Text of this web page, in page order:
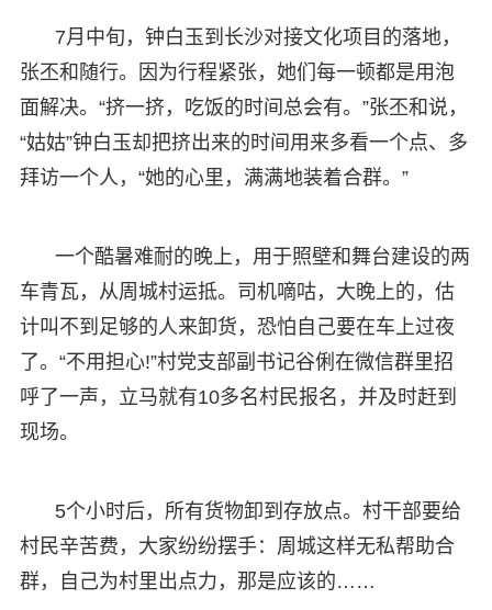
7月中旬，钟白玉到长沙对接文化项目的落地，
张丕和随行。因为行程紧张，她们每一顿都是用泡
面解决。“挤一挤，吃饭的时间总会有。”张丕和说，
“姑姑”钟白玉却把挤出来的时间用来多看一个点、多
拜访一个人，“她的心里，满满地装着合群。”
一个酷暑难耐的晚上，用于照壁和舞台建设的两
车青瓦，从周城村运抵。司机嘀咕，大晚上的，估
计叫不到足够的人来卸货，恐怕自己要在车上过夜
了。“不用担心!”村党支部副书记谷俐在微信群里招
呼了一声，立马就有10多名村民报名，并及时赶到
现场。
5个小时后，所有货物卸到存放点。村干部要给
村民辛苦费，大家纷纷摆手：周城这样无私帮助合
群，自己为村里出点力，那是应该的……